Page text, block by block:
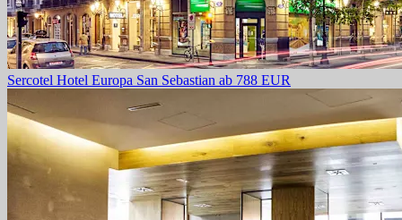
Sercotel Hotel Europa San Sebastian ab 788 EUR